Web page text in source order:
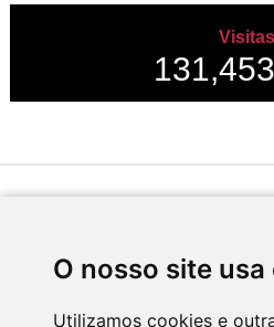
O nosso site
Utilizamos cookies e
Visitas